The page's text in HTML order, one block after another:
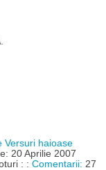
Versuri haioase
20 Aprilie 2007
: : Comentarii: 27